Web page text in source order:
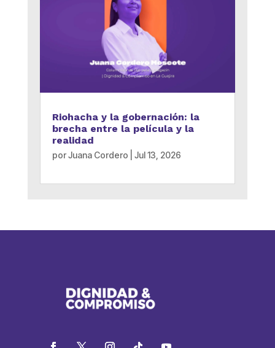
Riohacha y la gobernación: la
brecha entre la película y la
realidad
porJuana Cordero Jul 13, 2026